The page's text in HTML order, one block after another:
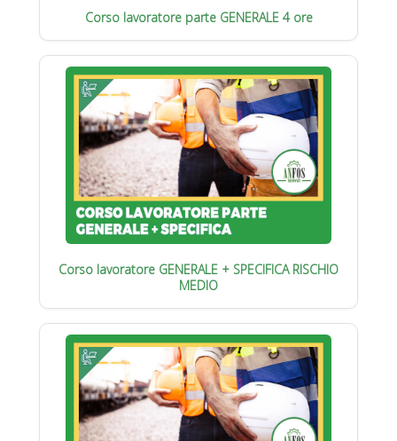
Corso lavoratore parte GENERALE 4 ore
Corso lavoratore GENERALE + SPECIFICA RISCHIO
MEDIO